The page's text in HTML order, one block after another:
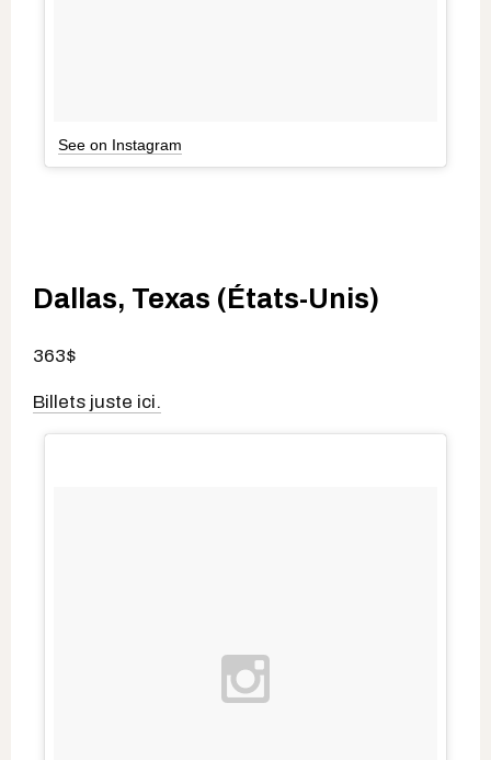
See on Instagram
Dallas, Texas (États-Unis)
363$
Billets juste ici.